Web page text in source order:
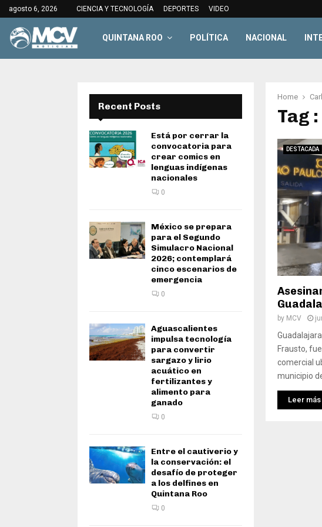
agosto 6, 2026 CIENCIA Y TECNOLOGÍA DEPORTES VIDEO
QUINTANA ROO POLÍTICA NACIONAL
Home
Tag
DESTACADA
by MCV
Frausto,
comercial
municipio
Leer más
Recent Posts
Está por cerrar la
convocatoria para
crear comics en
lenguas indígenas
nacionales
0
México se prepara
para el Segundo
Simulacro Nacional
2026; contemplará
cinco escenarios de
emergencia
0
Aguascalientes
impulsa tecnología
para convertir
sargazo y lirio
acuático en
fertilizantes y
alimento para
ganado
0
Entre el cautiverio y
la conservación: el
desafío de proteger
a los delfines en
Quintana Roo
0